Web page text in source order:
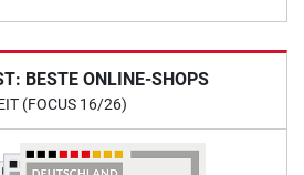
BESTE ONLINE-SHOPS
(FOCUS 16/26)